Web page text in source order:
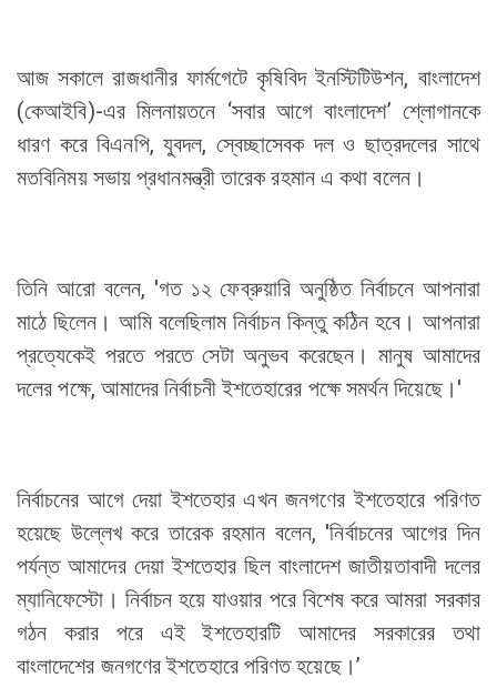
আজ সকালে রাজধানীর ফার্মগেটে কৃষিবিদ ইনস্টিটিউশন, বাংলাদেশ
(কেআইবি)-এর মিলনায়তনে ‘সবার আগে বাংলাদেশ’ শ্লোগানকে
ধারণ করে বিএনপি, যুবদল, স্বেচ্ছাসেবক দল ও ছাত্রদলের সাথে
মতবিনিময় সভায় প্রধানমন্ত্রী তারেক রহমান এ কথা বলেন।
তিনি আরো বলেন, 'গত ১২ ফেব্রুয়ারি অনুষ্ঠিত নির্বাচনে আপনারা
মাঠে ছিলেন। আমি বলেছিলাম নির্বাচন কিন্তু কঠিন হবে। আপনারা
প্রত্যেকেই পরতে পরতে সেটা অনুভব করেছেন। মানুষ আমাদের
দলের পক্ষে, আমাদের নির্বাচনী ইশতেহারের পক্ষে সমর্থন দিয়েছে।'
নির্বাচনের আগে দেয়া ইশতেহার এখন জনগণের ইশতেহারে পরিণত
হয়েছে উল্লেখ করে তারেক রহমান বলেন, 'নির্বাচনের আগের দিন
পর্যন্ত আমাদের দেয়া ইশতেহার ছিল বাংলাদেশ জাতীয়তাবাদী দলের
ম্যানিফেস্টো। নির্বাচন হয়ে যাওয়ার পরে বিশেষ করে আমরা সরকার
গঠন করার পরে এই ইশতেহারটি আমাদের সরকারের তথা
বাংলাদেশের জনগণের ইশতেহারে পরিণত হয়েছে।’